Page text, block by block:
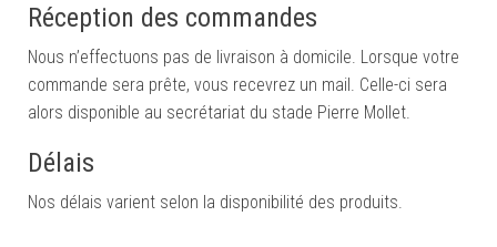
Réception des commandes
Nous n’effectuons pas de livraison à domicile. Lorsque votre
commande sera prête, vous recevrez un mail. Celle-ci sera
alors disponible au secrétariat du stade Pierre Mollet.
Délais
Nos délais varient selon la disponibilité des produits.